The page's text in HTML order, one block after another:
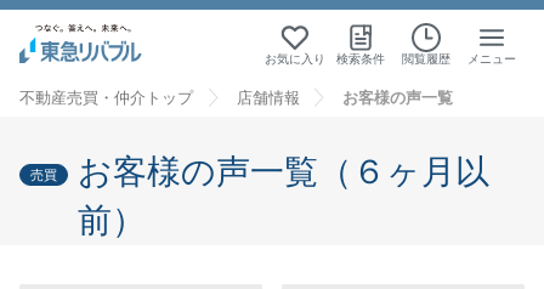
お気に入り 検索条件 閲覧履歴 メニュー
不動産売買・仲介トップ 店舗情報 お客様の声一覧
売買
お客様の声一覧（６ヶ月以
前）